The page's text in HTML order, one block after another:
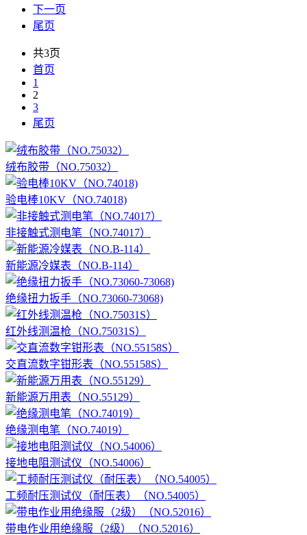
下一页
尾页
共3页
首页
1
2
3
尾页
绒布胶带（NO.75032）
验电棒10KV（NO.74018)
非接触式测电笔（NO.74017）
新能源冷媒表（NO.B-114）
绝缘扭力扳手（NO.73060-73068)
红外线测温枪（NO.75031S）
交直流数字钳形表（NO.55158S）
新能源万用表（NO.55129）
绝缘测电笔（NO.74019）
接地电阻测试仪（NO.54006）
工频耐压测试仪（耐压表）（NO.54005）
带电作业用绝缘服（2级）（NO.52016）